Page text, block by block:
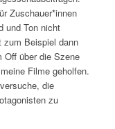
Zuschauer*innen
und Ton nicht
Beispiel dann
Off über die Szene
Filme geholfen.
die
zu